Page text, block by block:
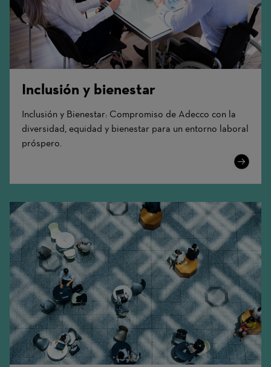
Inclusión y bienestar
Inclusión y Bienestar: Compromiso de Adecco con la
diversidad, equidad y bienestar para un entorno laboral
próspero.
Learn